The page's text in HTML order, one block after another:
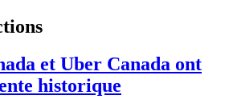
et Uber Canada ont
historique